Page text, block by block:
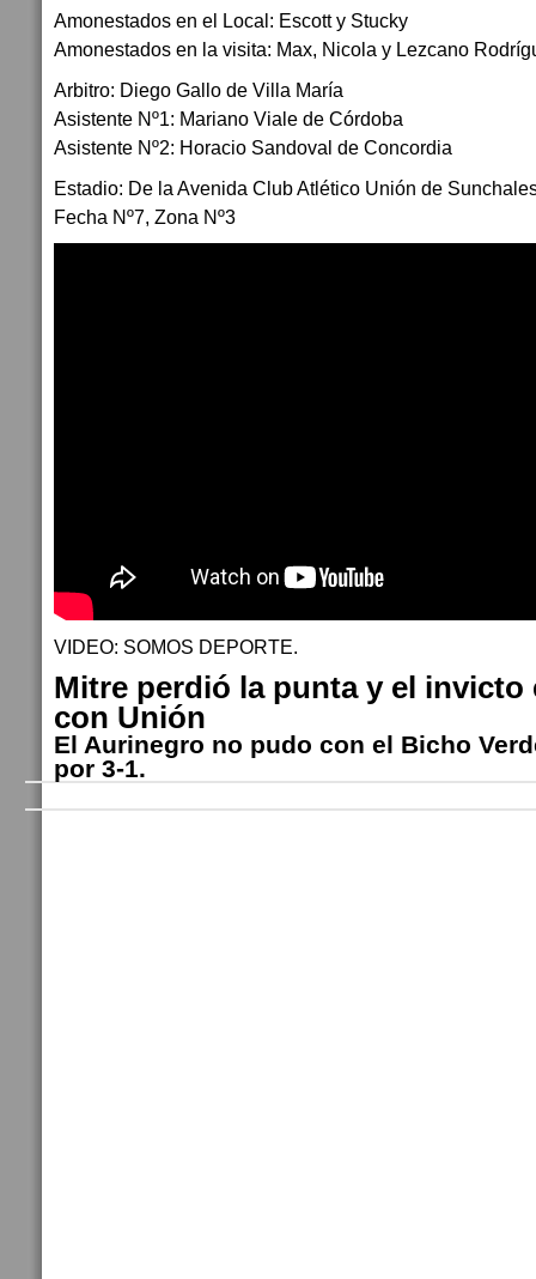
Amonestados en el Local: Escott y Stucky
Amonestados en la visita: Max, Nicola y Lezcano
Arbitro: Diego Gallo de Villa María
Asistente Nº1: Mariano Viale de Córdoba
Asistente Nº2: Horacio Sandoval de Concordia
Estadio: De la Avenida Club Atlético Unión de
Fecha Nº7, Zona Nº3
VIDEO: SOMOS DEPORTE.
Mitre perdió la punta y el invicto
con Unión
El Aurinegro no pudo con el Bicho
por 3-1.